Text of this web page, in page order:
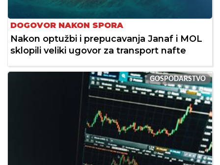
DOGOVOR NAKON SPORA
Nakon optužbi i prepucavanja Janaf i MOL
sklopili veliki ugovor za transport nafte
GOSPODARSTVO